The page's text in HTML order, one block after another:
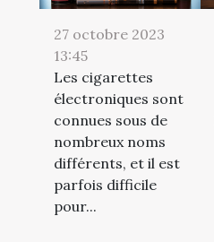
27 octobre 2023
13:45
Les cigarettes
électroniques sont
connues sous de
nombreux noms
différents, et il est
parfois difficile
pour...